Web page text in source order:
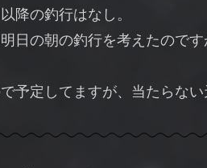
降の釣行はなし。
日の朝の釣行を考えたので
予定してますが、当たらない